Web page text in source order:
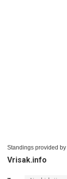
Standings provided by
Vrisak.info